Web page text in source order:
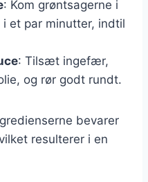
: Kom grøntsagerne i
et par minutter, indtil
: Tilsæt ingefær,
og rør godt rundt.
bevarer
resulterer i en